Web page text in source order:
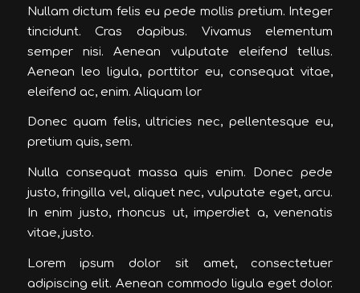
Nullam dictum felis eu pede mollis pretium. Integer
tincidunt. Cras dapibus. Vivamus elementum
semper nisi. Aenean vulputate eleifend tellus.
Aenean leo ligula, porttitor eu, consequat vitae,
eleifend ac, enim. Aliquam lor
Donec quam felis, ultricies nec, pellentesque eu,
pretium quis, sem.
Nulla consequat massa quis enim. Donec pede
justo, fringilla vel, aliquet nec, vulputate eget, arcu.
In enim justo, rhoncus ut, imperdiet a, venenatis
vitae, justo.
Lorem ipsum dolor sit amet, consectetuer
adipiscing elit. Aenean commodo ligula eget dolor.